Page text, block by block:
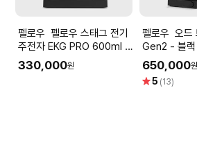
펠로우 펠로우 스태그 전기
주전자 EKG PRO 600ml -
매트 블랙
330,000원
펠로우 오드 브루 그라인더
Gen2 - 블랙
650,000원
별5 (13)